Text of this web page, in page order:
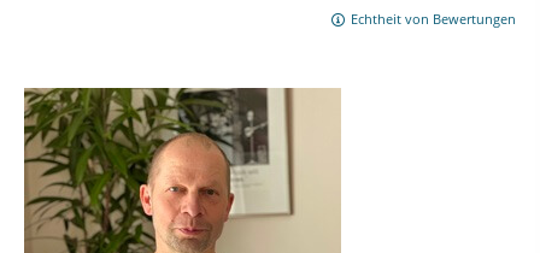
Echtheit von Bewertungen